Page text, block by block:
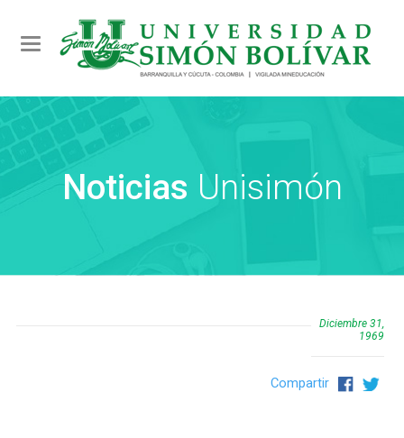
Toggle navigation
Noticias Unisimón
Diciembre 31,
1969
Compartir